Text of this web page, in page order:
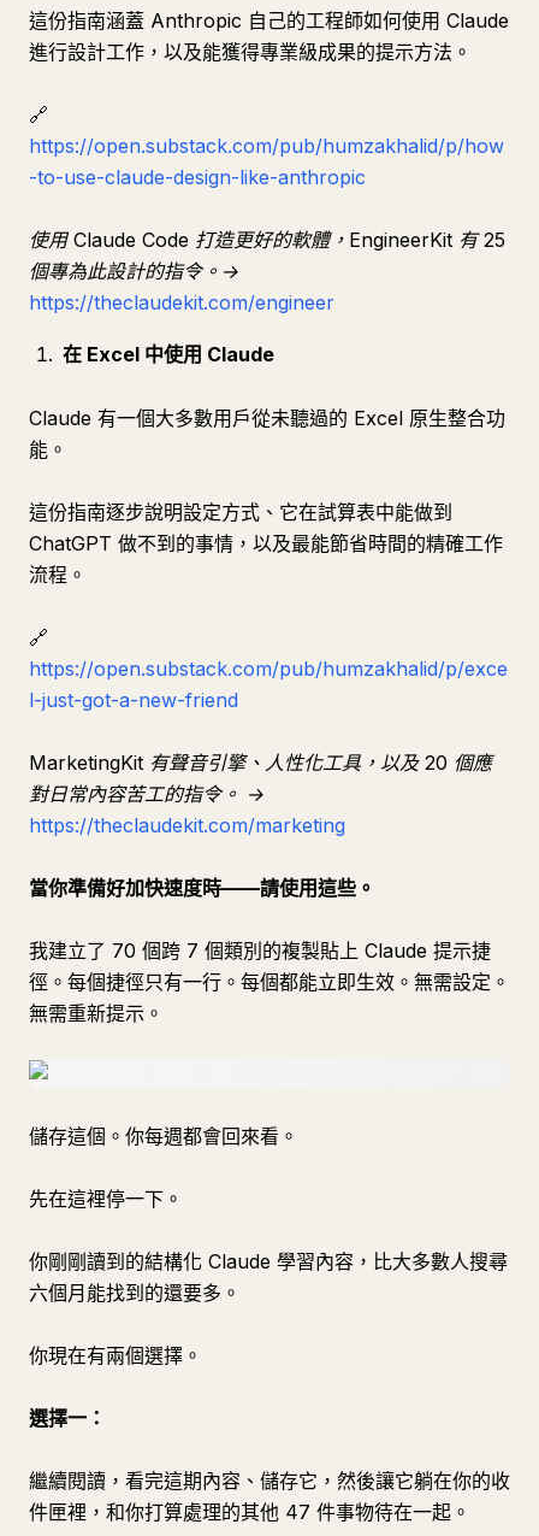
這份指南涵蓋 Anthropic 自己的工程師如何使用 Claude
進行設計工作，以及能獲得專業級成果的提示方法。
🔗
https://open.substack.com/pub/humzakhalid/p/how
-to-use-claude-design-like-anthropic
使用 Claude Code 打造更好的軟體，EngineerKit 有 25
個專為此設計的指令。→
https://theclaudekit.com/engineer
在 Excel 中使用 Claude
Claude 有一個大多數用戶從未聽過的 Excel 原生整合功
能。
這份指南逐步說明設定方式、它在試算表中能做到
ChatGPT 做不到的事情，以及最能節省時間的精確工作
流程。
🔗
https://open.substack.com/pub/humzakhalid/p/exce
l-just-got-a-new-friend
MarketingKit 有聲音引擎、人性化工具，以及 20 個應
對日常內容苦工的指令。 →
https://theclaudekit.com/marketing
當你準備好加快速度時——請使用這些。
我建立了 70 個跨 7 個類別的複製貼上 Claude 提示捷
徑。每個捷徑只有一行。每個都能立即生效。無需設定。
無需重新提示。
儲存這個。你每週都會回來看。
先在這裡停一下。
你剛剛讀到的結構化 Claude 學習內容，比大多數人搜尋
六個月能找到的還要多。
你現在有兩個選擇。
選擇一：
繼續閱讀，看完這期內容、儲存它，然後讓它躺在你的收
件匣裡，和你打算處理的其他 47 件事物待在一起。